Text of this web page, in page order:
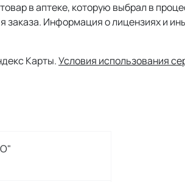
в аптеке, которую выбрал в
заказа. Информация о лицензиях и
Карты.Условия использования